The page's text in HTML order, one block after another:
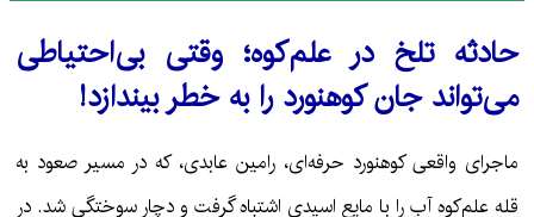
حادثه تلخ در علم‌کوه؛ وقتی بی‌احتیاطی
می‌تواند جان کوهنورد را به خطر بیندازد!
ماجرای واقعی کوهنورد حرفه‌ای، رامین عابدی، که در مسیر صعود به
قله علم‌کوه آب را با مایع اسیدی اشتباه گرفت و دچار سوختگی شد. در